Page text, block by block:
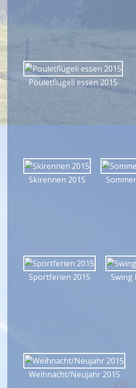
Pouletflügeli essen 2015
Skirennen 2015
Sportferien 2015 Swing
Weihnacht/Neujahr 2015